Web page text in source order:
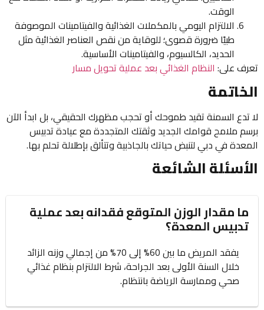
الوقت.
الالتزام اليومي بالمكملات الغذائية والفيتامينات الموصوفة
طبيًا ضرورة قصوى؛ للوقاية من نقص العناصر الغذائية مثل
الحديد، الكالسيوم، والفيتامينات الأساسية.
تعرف على: النظام الغذائي بعد عملية تحويل مسار
الخاتمة
لا تدع السمنة تقيد طموحك أو تحجب مظهرك الحقيقي، بل ابدأ الآن
برسم ملامح قوامك الجديد وثقتك المتجددة مع عيادة تدبيس
المعدة في دبي لتنبض حياتك بالجاذبية وتتألق بإطلالة تحلم بها.
الأسئلة الشائعة
ما مقدار الوزن المتوقع فقدانه بعد عملية
تدبيس المعدة؟
يفقد المريض ما بين 60% إلى 70% من إجمالي وزنه الزائد
خلال السنة الأولى بعد الجراحة، شرط الالتزام بنظام غذائي
صحي وممارسة الرياضة بانتظام.